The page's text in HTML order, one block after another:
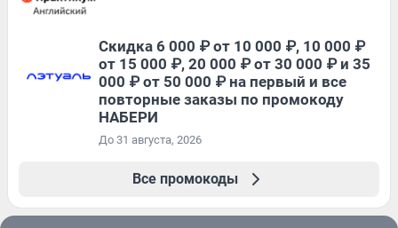
Скидка 6 000 ₽ от 10 000 ₽, 10 000 ₽
от 15 000 ₽, 20 000 ₽ от 30 000 ₽ и 35
000 ₽ от 50 000 ₽ на первый и все
повторные заказы по промокоду
НАБЕРИ
До 31 августа, 2026
Все промокоды